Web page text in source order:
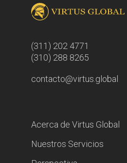
(311) 202 4771
(310) 288 8265
contacto@virtus.global
Acerca de Virtus Global
Nuestros Servicios